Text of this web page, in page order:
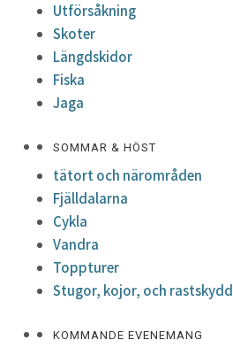
Utförsåkning
Skoter
Längdskidor
Fiska
Jaga
SOMMAR & HÖST
tätort och närområden
Fjälldalarna
Cykla
Vandra
Toppturer
Stugor, kojor, och rastskydd
KOMMANDE EVENEMANG